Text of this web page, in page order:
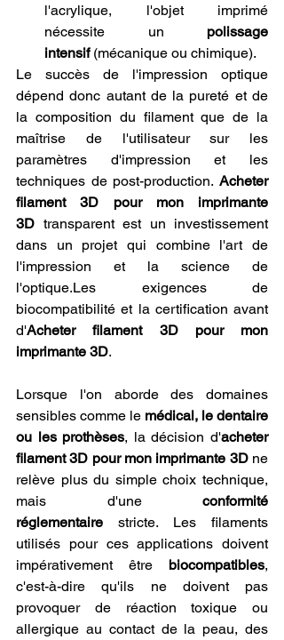
l'acrylique, l'objet imprimé
nécessite un polissage
intensif (mécanique ou chimique).
Le succès de l'impression optique
dépend donc autant de la pureté et de
la composition du filament que de la
maîtrise de l'utilisateur sur les
paramètres d'impression et les
techniques de post-production. Acheter
filament 3D pour mon imprimante
3D transparent est un investissement
dans un projet qui combine l'art de
l'impression et la science de
l'optique.Les exigences de
biocompatibilité et la certification avant
d'Acheter filament 3D pour mon
imprimante 3D.
Lorsque l'on aborde des domaines
sensibles comme le médical, le dentaire
ou les prothèses, la décision d'acheter
filament 3D pour mon imprimante 3D ne
relève plus du simple choix technique,
mais d'une conformité
réglementaire stricte. Les filaments
utilisés pour ces applications doivent
impérativement être biocompatibles,
c'est-à-dire qu'ils ne doivent pas
provoquer de réaction toxique ou
allergique au contact de la peau, des